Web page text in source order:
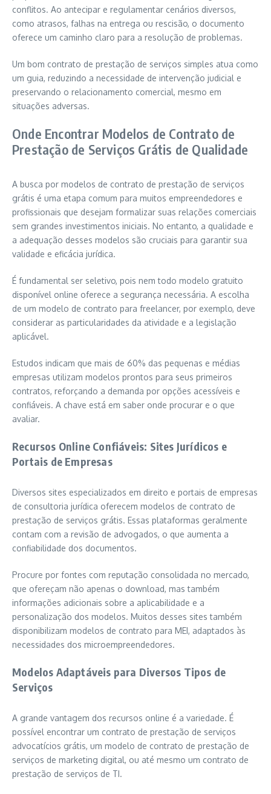
conflitos. Ao antecipar e regulamentar cenários diversos,
como atrasos, falhas na entrega ou rescisão, o documento
oferece um caminho claro para a resolução de problemas.
Um bom contrato de prestação de serviços simples atua como
um guia, reduzindo a necessidade de intervenção judicial e
preservando o relacionamento comercial, mesmo em
situações adversas.
Onde Encontrar Modelos de Contrato de
Prestação de Serviços Grátis de Qualidade
A busca por modelos de contrato de prestação de serviços
grátis é uma etapa comum para muitos empreendedores e
profissionais que desejam formalizar suas relações comerciais
sem grandes investimentos iniciais. No entanto, a qualidade e
a adequação desses modelos são cruciais para garantir sua
validade e eficácia jurídica.
É fundamental ser seletivo, pois nem todo modelo gratuito
disponível online oferece a segurança necessária. A escolha
de um modelo de contrato para freelancer, por exemplo, deve
considerar as particularidades da atividade e a legislação
aplicável.
Estudos indicam que mais de 60% das pequenas e médias
empresas utilizam modelos prontos para seus primeiros
contratos, reforçando a demanda por opções acessíveis e
confiáveis. A chave está em saber onde procurar e o que
avaliar.
Recursos Online Confiáveis: Sites Jurídicos e
Portais de Empresas
Diversos sites especializados em direito e portais de empresas
de consultoria jurídica oferecem modelos de contrato de
prestação de serviços grátis. Essas plataformas geralmente
contam com a revisão de advogados, o que aumenta a
confiabilidade dos documentos.
Procure por fontes com reputação consolidada no mercado,
que ofereçam não apenas o download, mas também
informações adicionais sobre a aplicabilidade e a
personalização dos modelos. Muitos desses sites também
disponibilizam modelos de contrato para MEI, adaptados às
necessidades dos microempreendedores.
Modelos Adaptáveis para Diversos Tipos de
Serviços
A grande vantagem dos recursos online é a variedade. É
possível encontrar um contrato de prestação de serviços
advocatícios grátis, um modelo de contrato de prestação de
serviços de marketing digital, ou até mesmo um contrato de
prestação de serviços de TI.